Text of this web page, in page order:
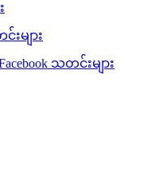
များ
သတင်းများ